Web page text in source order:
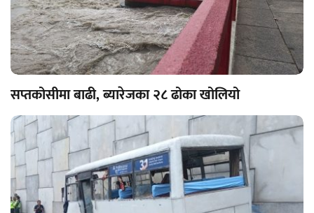
सप्तकोसीमा बाढी, ब्यारेजका २८ ढोका खोलियो